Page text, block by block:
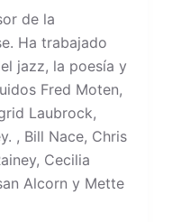
de la
Ha trabajado
jazz, la poesía y
Fred Moten,
Laubrock,
, Bill Nace, Chris
Cecilia
Alcorn y Mette